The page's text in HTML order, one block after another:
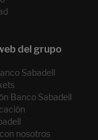
Sabadell
Banco Sabadell
nosotros